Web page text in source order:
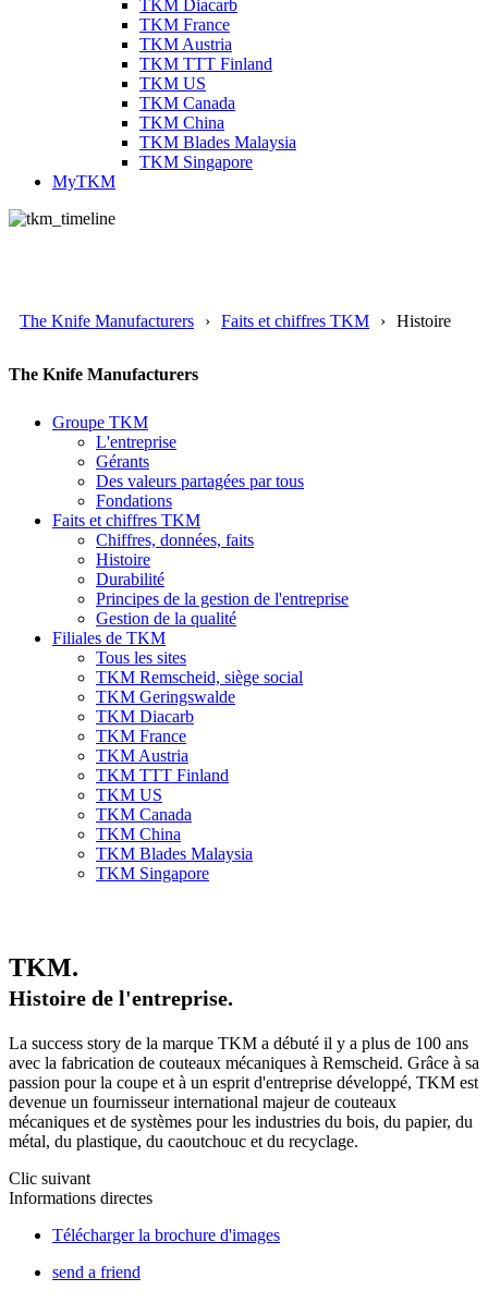
TKM Diacarb
TKM France
TKM Austria
TKM TTT Finland
TKM US
TKM Canada
TKM China
TKM Blades Malaysia
TKM Singapore
MyTKM
The Knife Manufacturers Faits et chiffres TKM Histoire
The Knife Manufacturers
Groupe TKM
L'entreprise
Gérants
Des valeurs partagées par tous
Fondations
Faits et chiffres TKM
Chiffres, données, faits
Histoire
Durabilité
Principes de la gestion de l'entreprise
Gestion de la qualité
Filiales de TKM
Tous les sites
TKM Remscheid, siège social
TKM Geringswalde
TKM Diacarb
TKM France
TKM Austria
TKM TTT Finland
TKM US
TKM Canada
TKM China
TKM Blades Malaysia
TKM Singapore
TKM.
Histoire de l'entreprise.
La success story de la marque TKM a débuté il y a plus de 100 ans
avec la fabrication de couteaux mécaniques à Remscheid. Grâce à sa
passion pour la coupe et à un esprit d'entreprise développé, TKM est
devenue un fournisseur international majeur de couteaux
mécaniques et de systèmes pour les industries du bois, du papier, du
métal, du plastique, du caoutchouc et du recyclage.
Clic suivant
Informations directes
Télécharger la brochure d'images
send a friend